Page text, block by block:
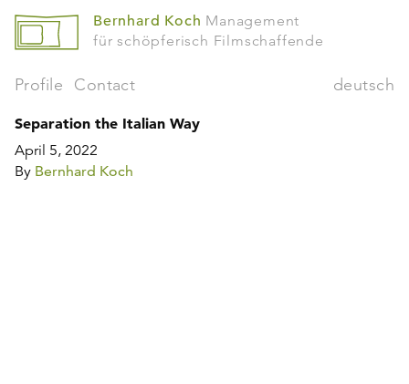
Bernhard Koch Management
für schöpferisch Filmschaffende
Profile Contact deutsch
Separation the Italian Way
April 5, 2022
By Bernhard Koch